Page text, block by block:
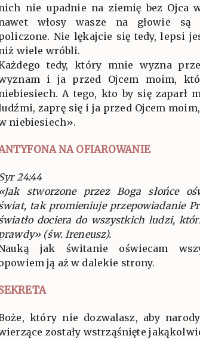
nie upadnie na ziemię bez Ojca
włosy wasze na głowie są
Nie lękajcie się tedy, lepsi
wiele wróbli.
tedy, który mnie wyzna
i ja przed Ojcem moim,
A tego, kto by się zaparł
zaprę się i ja przed Ojcem
niebiesiech».
NA OFIAROWANIE
24:44
«Jak stworzone przez Boga słońce
tak promieniuje przepowiadanie
dociera do wszystkich ludzi,
(św. Ireneusz).
jak świtanie oświecam
ją aż w dalekie strony.
który nie dozwalasz, aby
zostały wstrząśnięte